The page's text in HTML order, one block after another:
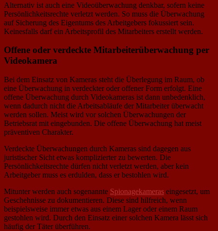
Alternativ ist auch eine Videoüberwachung denkbar, sofern keine
Persönlichkeitsrechte verletzt werden. So muss die Überwachung
auf Sicherung des Eigentums des Arbeitgebers fokussiert sein.
Keinesfalls darf ein Arbeitsprofil des Mitarbeiters erstellt werden.
Offene oder verdeckte Mitarbeiterüberwachung per
Videokamera
Bei dem Einsatz von Kameras steht die Überlegung im Raum, ob
eine Überwachung in verdeckter oder offener Form erfolgt. Eine
offene Überwachung durch Videokameras ist dann unbedenklich,
wenn dadurch nicht die Arbeitsabläufe der Mitarbeiter überwacht
werden sollen. Meist wird vor solchen Überwachungen der
Betriebsrat mit eingebunden. Die offene Überwachung hat meist
präventiven Charakter.
Verdeckte Überwachungen durch Kameras sind dagegen aus
juristischer Sicht etwas komplizierter zu bewerten. Die
Persönlichkeitsrechte dürfen nicht verletzt werden, aber kein
Arbeitgeber muss es erdulden, dass er bestohlen wird.
Mitunter werden auch sogenannte Spionagekameras eingesetzt, um
Geschehnisse zu dokumentieren. Diese sind hilfreich, wenn
beispielsweise immer etwas aus einem Lager oder einem Raum
gestohlen wird. Durch den Einsatz einer solchen Kamera lässt sich
häufig der Täter überführen.